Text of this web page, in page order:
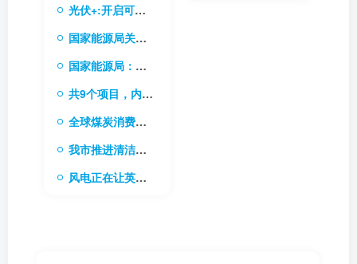
光伏+:开启可持续能源的无限可能
国家能源局关于做好新能源消纳工作 保障新能源高质量发展的通知
国家能源局：稳步有序推进“双碳”目标是今后一个时期能源高质量发展的根本任务
共9个项目，内蒙古下发2024年新型储能专项行动实施项目清单
全球煤炭消费稳中求进，电力需求成关键驱动力
我市推进清洁能源和战略资源综合开发利用基地建设
风电正在让英国加速成为“清洁能源超级大国”